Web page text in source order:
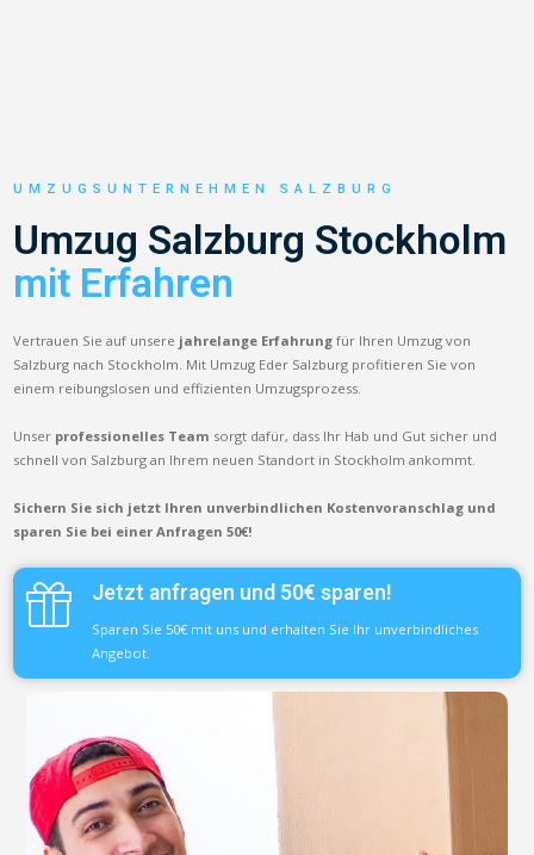
UMZUGSUNTERNEHMEN SALZBURG
Umzug Salzburg Stockholm
mit Erfahren
Vertrauen Sie auf unsere jahrelange Erfahrung für Ihren Umzug von
Salzburg nach Stockholm. Mit Umzug Eder Salzburg profitieren Sie von
einem reibungslosen und effizienten Umzugsprozess.
Unser professionelles Team sorgt dafür, dass Ihr Hab und Gut sicher und
schnell von Salzburg an Ihrem neuen Standort in Stockholm ankommt.
Sichern Sie sich jetzt Ihren unverbindlichen Kostenvoranschlag und
sparen Sie bei einer Anfragen 50€!
Jetzt anfragen und 50€ sparen!
Sparen Sie 50€ mit uns und erhalten Sie Ihr unverbindliches
Angebot.